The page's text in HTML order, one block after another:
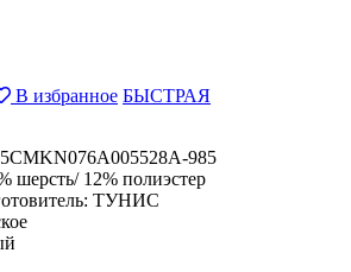
В избранное БЫСТРАЯ
985
шерсть/ 12% полиэстер
ТУНИС